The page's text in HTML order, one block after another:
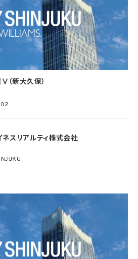
護のために必要がある場合であって、本人の同意を得
全な育成の推進のために特に必要がある場合であっ
あるとき
体又はその委託を受けた者が法令の定める事務を遂
ある場合であって、本人の同意を得ることにより当該
れがあるとき
扱う必要があるとき（当該個人データを取り扱う目的
を助長し、又は誘発するおそれがある方法により個人
し、偽りその他不正の手段により取得しません。
いずれかに該当する場合
人情報を取得する場合であって、当該要配慮個人情報
あるとき（当該要配慮個人情報を取得する目的の一
み、個人の権利利益を不当に侵害するおそれがある
報取扱事業者と当該学術研究機関等が共同して学術研
国の機関、地方公共団体、学術研究機関等、個人情報
者その他個人情報保護委員会規則で定める者により
（新大久保）
ネスリアルティ株式会社